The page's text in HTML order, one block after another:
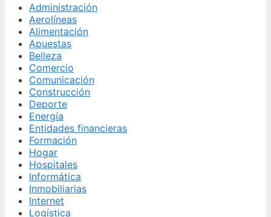
Administración
Aerolíneas
Alimentación
Apuestas
Belleza
Comercio
Comunicación
Construcción
Deporte
Energía
Entidades financieras
Formación
Hogar
Hospitales
Informática
Inmobiliarias
Internet
Logística